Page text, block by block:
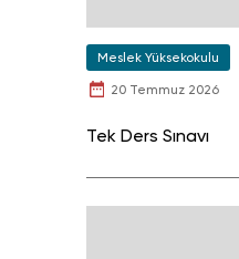
Meslek Yüksekokulu
20 Temmuz 2026
Tek Ders Sınavı